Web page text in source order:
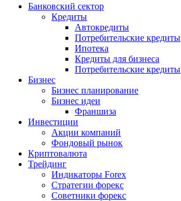
Банковский сектор
Кредиты
Автокредиты
Потребительские кредиты
Ипотека
Кредиты для бизнеса
Потребительские кредиты
Бизнес
Бизнес планирование
Бизнес идеи
Франшиза
Инвестиции
Акции компаний
Фондовый рынок
Криптовалюта
Трейдинг
Индикаторы Forex
Стратегии форекс
Советники форекс